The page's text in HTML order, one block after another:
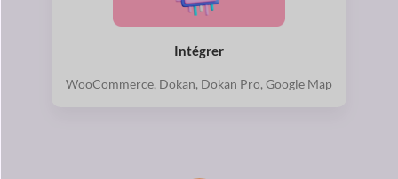
Intégrer
WooCommerce, Dokan, Dokan Pro, Google Map